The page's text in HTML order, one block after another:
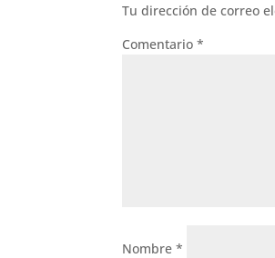
Tu dirección de correo
Comentario*
Nombre*